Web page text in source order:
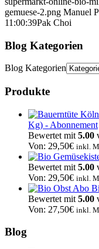
gemuese-2.png Manuel
11:00:39Pak Choi
Blog Kategorien
Blog Kategorien
Produkte
Kg) - Abonnement
Bewertet mit 5.00
Von: 29,50€ inkl.
Bewertet mit 5.00
Von: 29,50€ inkl.
Bewertet mit 5.00
Von: 27,50€ inkl.
Blog